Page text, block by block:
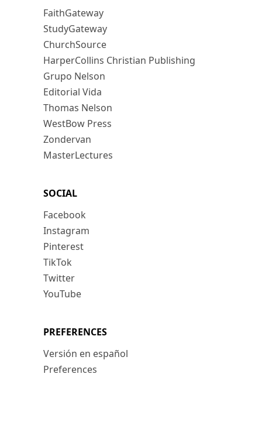
FaithGateway
StudyGateway
ChurchSource
HarperCollins Christian Publishing
Grupo Nelson
Editorial Vida
Thomas Nelson
WestBow Press
Zondervan
MasterLectures
SOCIAL
Facebook
Instagram
Pinterest
TikTok
Twitter
YouTube
PREFERENCES
Versión en español
Preferences